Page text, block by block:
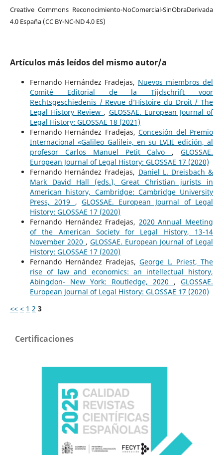
Creative Commons Reconocimiento-NoComercial-SinObraDerivada
4.0 España (CC BY-NC-ND 4.0 ES)
Artículos más leídos del mismo autor/a
Fernando Hernández Fradejas, Nuevos miembros del
Comité Editorial de la Tijdschrift voor
Rechtsgeschiedenis / Revue d’Histoire du Droit / The
Legal History Review , GLOSSAE. European Journal of
Legal History: GLOSSAE 18 (2021)
Fernando Hernández Fradejas,Concesión del Premio
Internacional «Galileo Galilei», en su LVIII edición, al
profesor Carlos Manuel Petit Calvo ,GLOSSAE.
European Journal of Legal History: GLOSSAE 17 (2020)
Fernando Hernández Fradejas, Daniel L. Dreisbach &
Mark David Hall (eds.), Great Christian jurists in
American history, Cambridge: Cambridge University
Press, 2019 , GLOSSAE. European Journal of Legal
History: GLOSSAE 17 (2020)
Fernando Hernández Fradejas, 2020 Annual Meeting
of the American Society for Legal History, 13-14
November 2020 ,GLOSSAE. European Journal of Legal
History: GLOSSAE 17 (2020)
Fernando Hernández Fradejas, George L. Priest, The
rise of law and economics: an intellectual history,
Abingdon- New York: Routledge, 2020 ,GLOSSAE.
European Journal of Legal History: GLOSSAE 17 (2020)
<< < 1 2 3
Certificaciones